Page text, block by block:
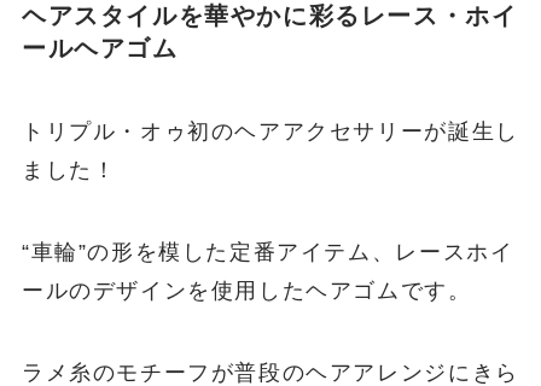
ヘアスタイルを華やかに彩るレース・ホイ
ールヘアゴム
トリプル・オゥ初のヘアアクセサリーが誕生し
ました！
“車輪”の形を模した定番アイテム、レースホイ
ールのデザインを使用したヘアゴムです。
ラメ糸のモチーフが普段のヘアアレンジにきら